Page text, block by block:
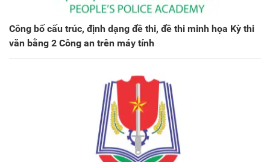
Công bố cấu trúc, định dạng đề thi, đề thi minh họa Kỳ thi
văn bằng 2 Công an trên máy tính